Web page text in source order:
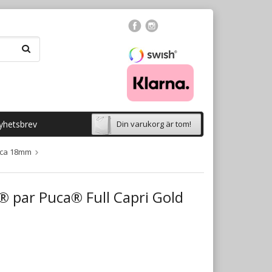
Din varukorg är tom!
18mm
par Puca® Full Capri Gold